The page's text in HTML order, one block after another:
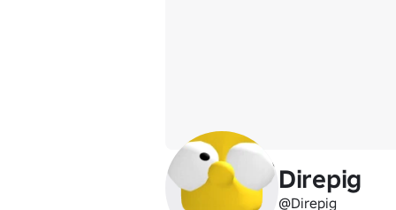
Direpig
@Direpig